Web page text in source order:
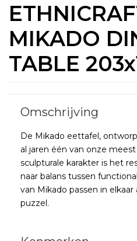
MIKADO
TABLE
De Mikado eettafel,
al jaren één van onze
sculpturale karakter is het
naar balans tussen
van Mikado passen in
puzzel.